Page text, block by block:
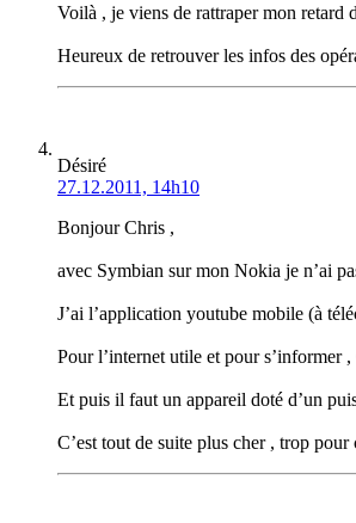
Voilà , je viens de rattraper mon retard
Heureux de retrouver les infos des
Désiré
27.12.2011, 14h10
Bonjour Chris ,
avec Symbian sur mon Nokia je n’ai
J’ai l’application youtube mobile (à
Pour l’internet utile et pour s’informer
Et puis il faut un appareil doté d’un
C’est tout de suite plus cher , trop pour